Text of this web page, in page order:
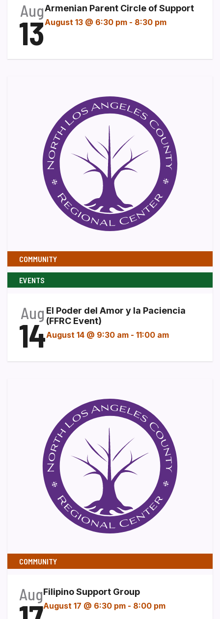
Aug
13
Armenian Parent Circle of Support
August 13 @ 6:30 pm - 8:30 pm
COMMUNITY
EVENTS
Aug
14
El Poder del Amor y la Paciencia
(FFRC Event)
August 14 @ 9:30 am - 11:00 am
COMMUNITY
AugFilipino Support Group
August 17 @ 6:30 pm - 8:00 pm